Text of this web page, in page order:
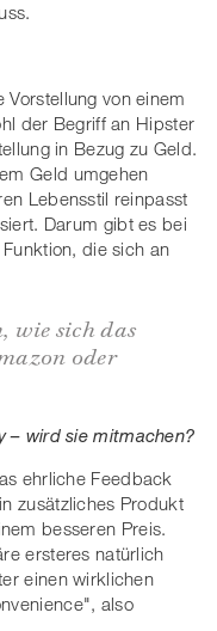
von einem
der Begriff an Hipster
in Bezug zu Geld.
Geld umgehen
Lebensstil reinpasst
Darum gibt es bei
die sich an
wie sich das
oder
– wird sie mitmachen?
ehrliche Feedback
zusätzliches Produkt
besseren Preis.
ersteres natürlich
einen wirklichen
also